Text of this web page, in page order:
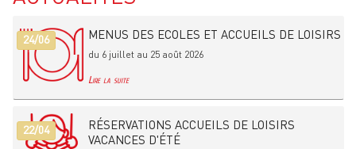
24/06 MENUS DES ECOLES ET ACCUEILS DE LOISIRS
du 6 juillet au 25 août 2026
Lire la suite
22/04
RÉSERVATIONS ACCUEILS DE LOISIRS
VACANCES D'ÉTÉ